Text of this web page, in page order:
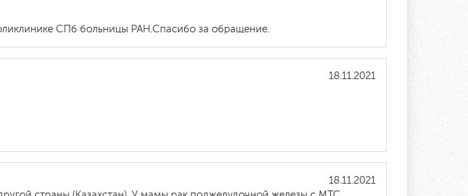
СПб больницы РАН.Спасибо за обращение.
18.11.2021
18.11.2021